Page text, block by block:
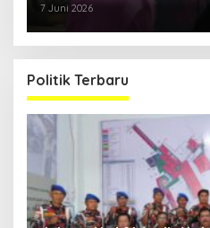
7 Juni 2026
Politik Terbaru